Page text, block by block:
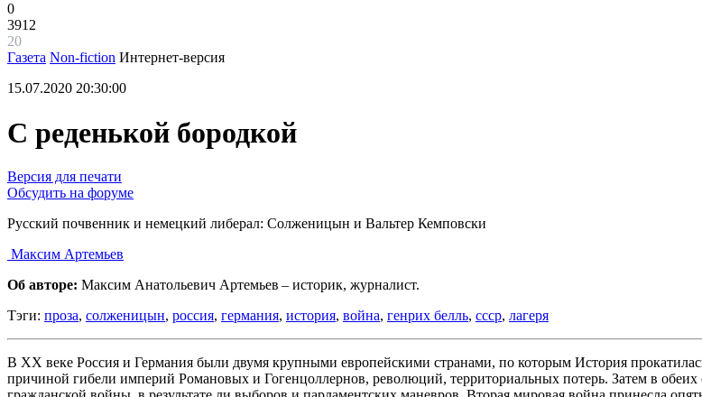
0
3912
20
Газета Non-fiction Интернет-версия
15.07.2020 20:30:00
С реденькой бородкой
Версия для печати
Обсудить на форуме
Русский почвенник и немецкий либерал: Солженицын и Вальтер Кемповски
Максим Артемьев
Об авторе: Максим Анатольевич Артемьев – историк, журналист.
Тэги: проза, солженицын, россия, германия, история, война, генрих белль, ссср, лагеря
В XX веке Россия и Германия были двумя крупными европейскими странами, по которым История
причиной гибели империй Романовых и Гогенцоллернов, революций, территориальных потерь. Затем в обеих